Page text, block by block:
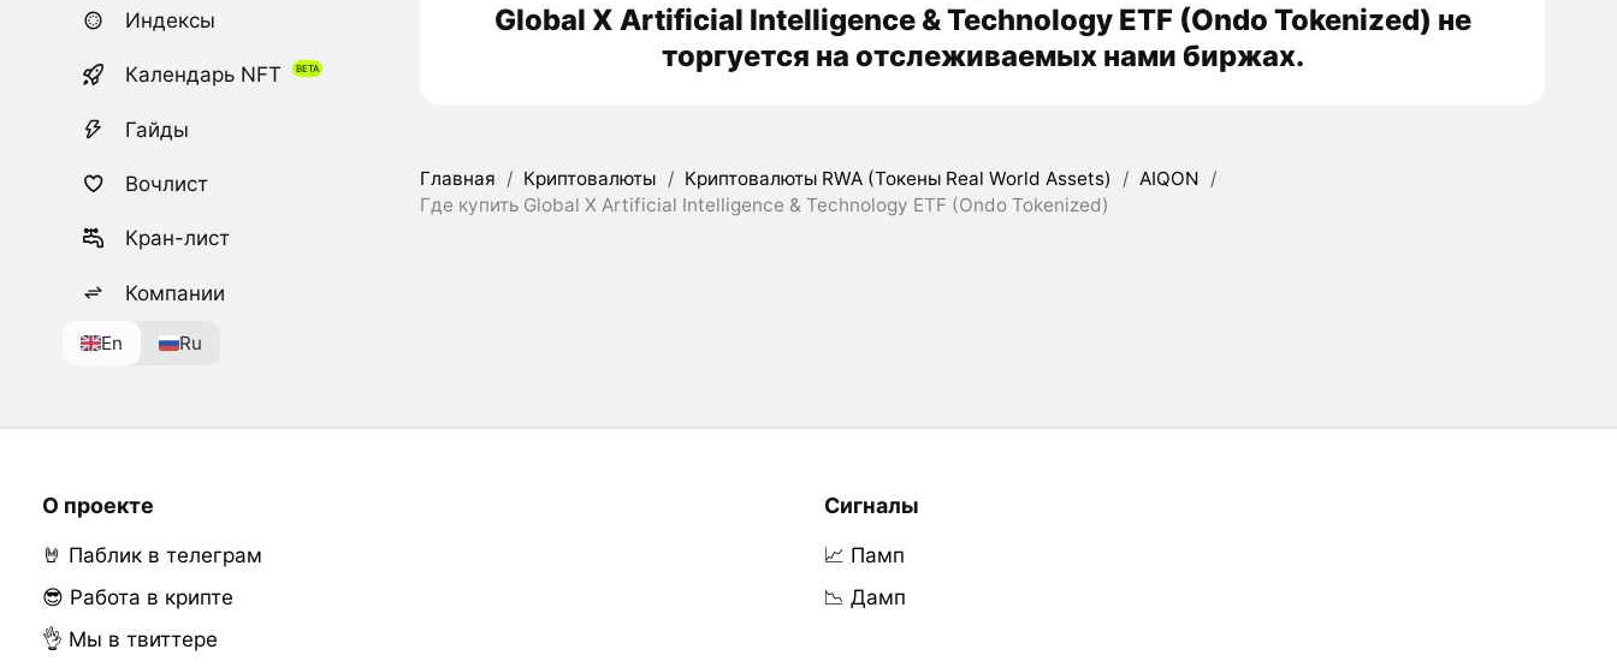
Индексы
Календарь NFT
Гайды
Вочлист
Кран-лист
Компании
En Ru
Global X Artificial Intelligence & Technology ETF (Ondo Tokenized) не
торгуется на отслеживаемых нами биржах.
Главная / Криптовалюты / Криптовалюты RWA (Токены Real World Assets) / AIQON /
Где купить Global X Artificial Intelligence & Technology ETF (Ondo Tokenized)
О проекте
🤘 Паблик в телеграм
😎 Работа в крипте
👌 Мы в твиттере
Сигналы
📈 Памп
📉 Дамп